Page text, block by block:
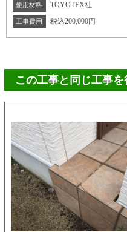
使用材料 TOYOTEX社
工事費用 税込200,000円
この工事と同じ工事